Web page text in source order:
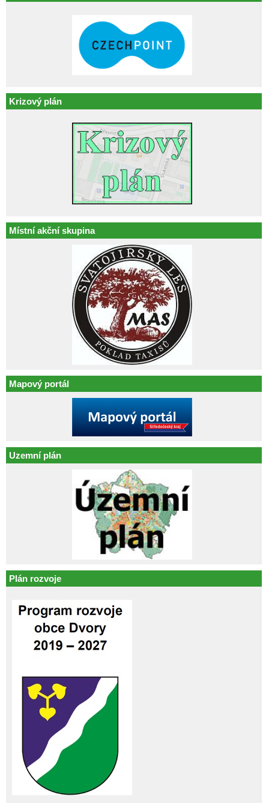
Krizový plán
Místní akční skupina
Mapový portál
Uzemní plán
Plán rozvoje